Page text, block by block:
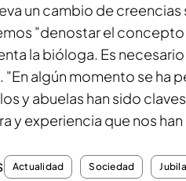
un cambio de
"denostar el
la bióloga. Es necesario
"En algún momento se ha
y abuelas han sido
y experiencia que nos
Actualidad Sociedad